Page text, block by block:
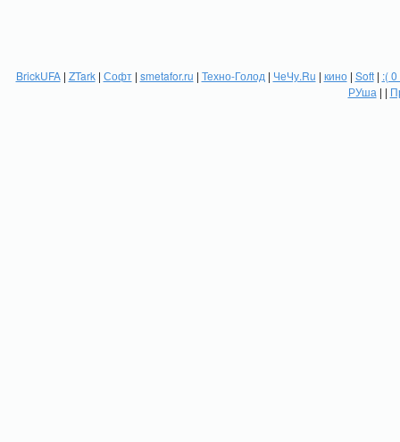
BrickUFA| ZTark| Софт| smetafor.ru | Техно-Голод | ЧеЧу.Ru | кино| Soft| :(
РУша | |